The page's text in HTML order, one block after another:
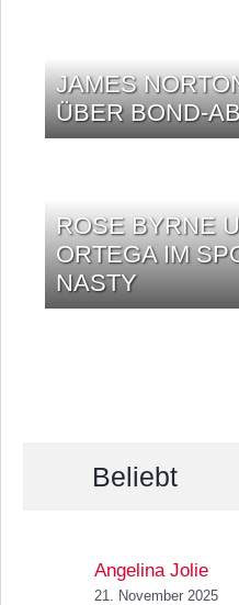
JAMES
ÜBER BOND-
ROSE BYRNE
ORTEGA IM
NASTY
Beliebt
Angelina Jolie
21. November 2025